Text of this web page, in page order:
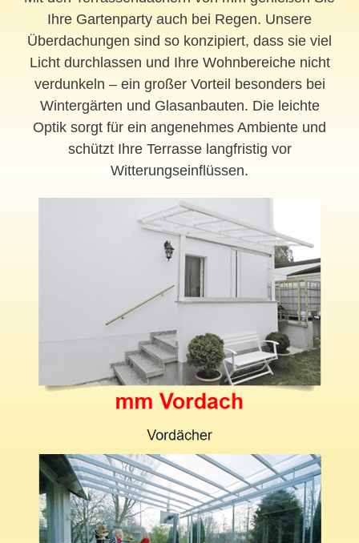
Ihre Gartenparty auch bei Regen. Unsere
Überdachungen sind so konzipiert, dass sie viel
Licht durchlassen und Ihre Wohnbereiche nicht
verdunkeln – ein großer Vorteil besonders bei
Wintergärten und Glasanbauten. Die leichte
Optik sorgt für ein angenehmes Ambiente und
schützt Ihre Terrasse langfristig vor
Witterungseinflüssen.